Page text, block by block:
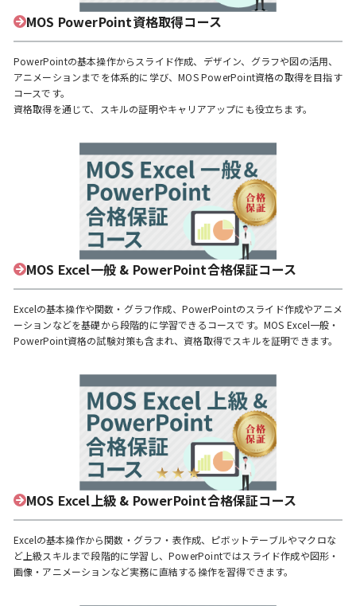
MOS PowerPoint資格取得コース
PowerPointの基本操作からスライド作成、デザイン、グラフや図の活用、
アニメーションまでを体系的に学び、MOS PowerPoint資格の取得を目指す
コースです。
資格取得を通じて、スキルの証明やキャリアアップにも役立ちます。
MOS Excel一般 & PowerPoint合格保証コース
Excelの基本操作や関数・グラフ作成、PowerPointのスライド作成やアニメ
ーションなどを基礎から段階的に学習できるコースです。MOS Excel一般・
PowerPoint資格の試験対策も含まれ、資格取得でスキルを証明できます。
MOS Excel上級 & PowerPoint合格保証コース
Excelの基本操作から関数・グラフ・表作成、ピボットテーブルやマクロな
ど上級スキルまで段階的に学習し、PowerPointではスライド作成や図形・
画像・アニメーションなど実務に直結する操作を習得できます。